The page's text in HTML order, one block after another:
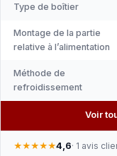
Type de boîtier
Montage de la partie
relative à l’alimentation
Méthode de
refroidissement
Voir
★★★★★4,6· 1 avis